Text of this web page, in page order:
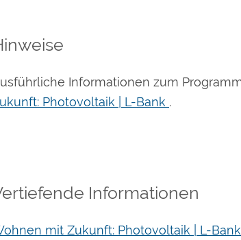
Informationen zum
Photovoltaik | L-Bank .
Informationen
mit Zukunft: Photovoltaik | L-Bank